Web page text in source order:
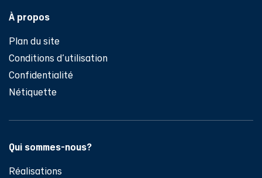
Pied de page
À propos
Plan du site
Conditions d'utilisation
Confidentialité
Nétiquette
Qui sommes-nous?
Réalisations